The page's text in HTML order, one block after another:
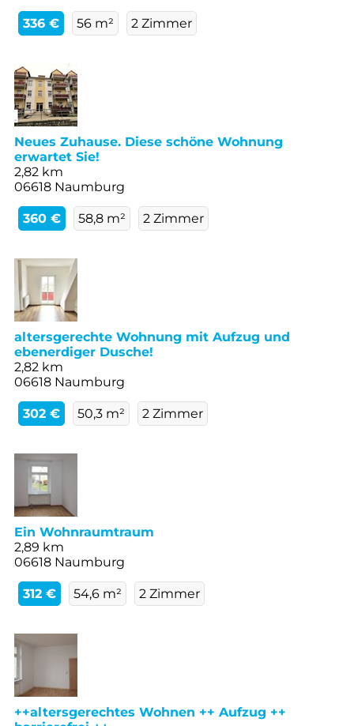
336 € 56 m² 2 Zimmer
Neues Zuhause. Diese schöne Wohnung
erwartet Sie!
2,82 km
06618 Naumburg
360 € 58,8 m² 2 Zimmer
altersgerechte Wohnung mit Aufzug und
ebenerdiger Dusche!
2,82 km
06618 Naumburg
302 € 50,3 m² 2 Zimmer
Ein Wohnraumtraum
2,89 km
06618 Naumburg
312 € 54,6 m² 2 Zimmer
++altersgerechtes Wohnen ++ Aufzug ++